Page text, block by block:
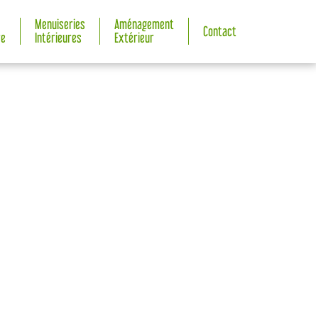
Menuiseries
Intérieures
Aménagement
Extérieur
Contact